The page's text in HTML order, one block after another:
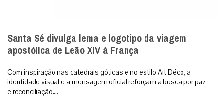
Santa Sé divulga lema e logotipo da viagem
apostólica de Leão XIV à França
Com inspiração nas catedrais góticas e no estilo Art Déco, a
identidade visual e a mensagem oficial reforçam a busca por paz
e reconciliação....